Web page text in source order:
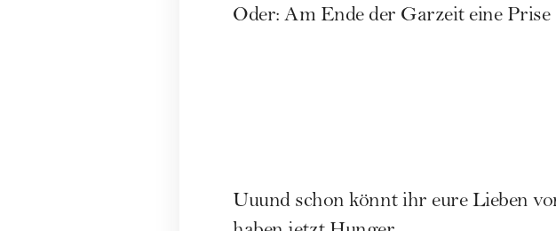
Oder: Am Ende der Garzeit eine
Uuund schon könnt ihr eure Lieben